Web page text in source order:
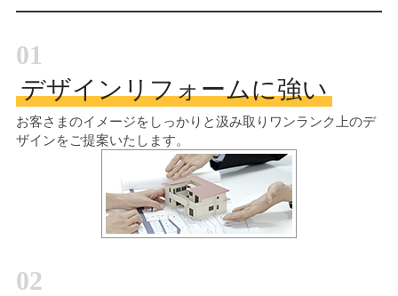
01
デザインリフォームに強い
お客さまのイメージをしっかりと汲み取り ワンランク上のデ
ザインをご提案いたします。
02